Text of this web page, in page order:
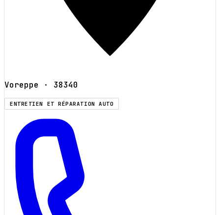
Voreppe · 38340
ENTRETIEN ET RÉPARATION AUTO